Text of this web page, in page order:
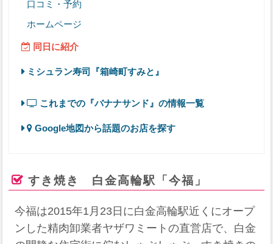
口コミ・予約
ホームページ
同日に紹介
ミシュラン寿司『箱崎町すみと』
これまでの『バナナサンド』の情報一覧
Google地図から話題のお店を探す
すき焼き 白金高輪駅「今福」
今福は2015年1月23日に白金高輪駅近くにオープ
ンした精肉卸業者ヤザワミートの直営店で、白金